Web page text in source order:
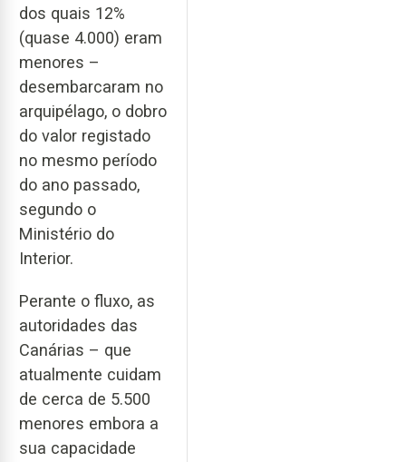
dos quais 12%
(quase 4.000) eram
menores –
desembarcaram no
arquipélago, o dobro
do valor registado
no mesmo período
do ano passado,
segundo o
Ministério do
Interior.
Perante o fluxo, as
autoridades das
Canárias – que
atualmente cuidam
de cerca de 5.500
menores embora a
sua capacidade